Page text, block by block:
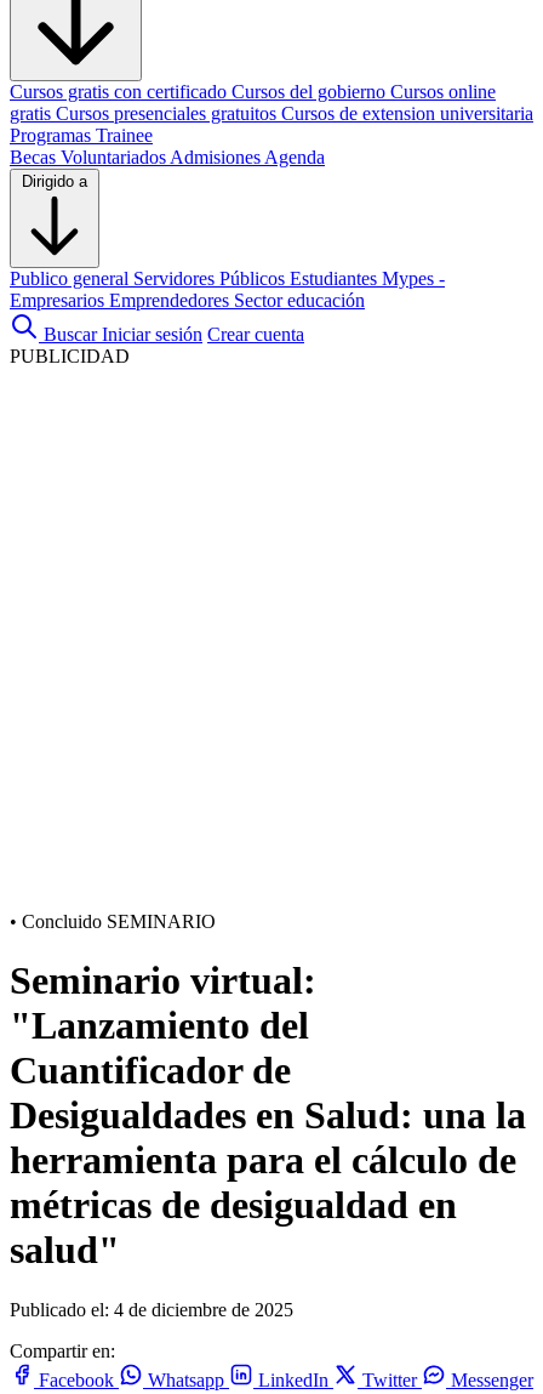
Cursos gratis con certificado Cursos del gobierno Cursos online
gratis Cursos presenciales gratuitos Cursos de extension universitaria
Programas Trainee
Becas Voluntariados Admisiones Agenda
Dirigido a
Publico general Servidores Públicos Estudiantes Mypes -
Empresarios Emprendedores Sector educación
Buscar Iniciar sesión Crear cuenta
PUBLICIDAD
• Concluido SEMINARIO
Seminario virtual:
"Lanzamiento del
Cuantificador de
Desigualdades en Salud: una la
herramienta para el cálculo de
métricas de desigualdad en
salud"
Publicado el: 4 de diciembre de 2025
Compartir en:
Facebook
Whatsapp LinkedIn Twitter
Messenger